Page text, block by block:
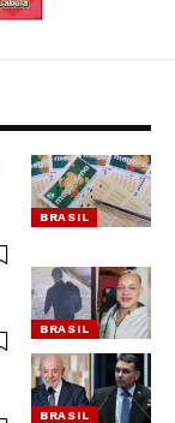
BRASIL
BRASIL
BRASIL